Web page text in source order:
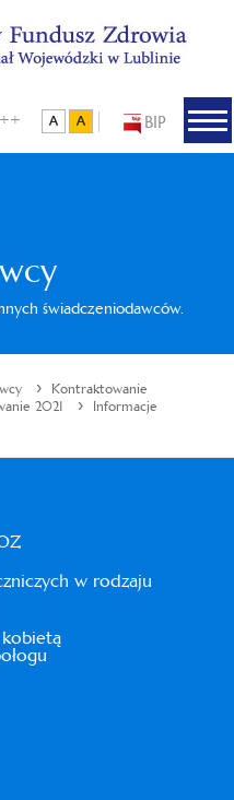
BIP
świadczeniodawców.
› Kontraktowanie
2021 ›
Informacje
w rodzaju